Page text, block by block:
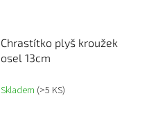
Chrastítko plyš kroužek
osel 13cm
Skladem (>5 KS)